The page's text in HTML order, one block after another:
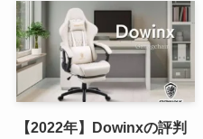
【2022年】Dowinxの評判